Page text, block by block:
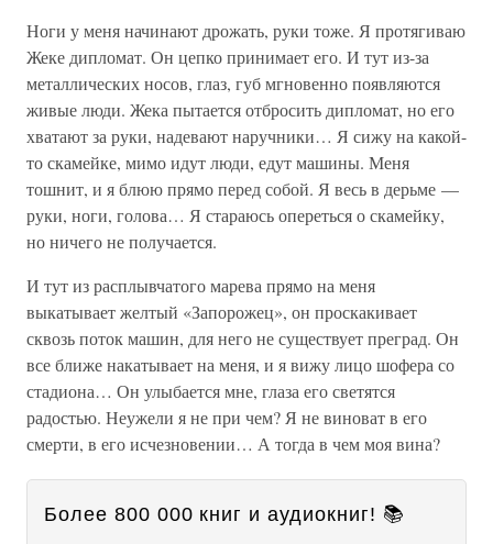
Ноги у меня начинают дрожать, руки тоже. Я протягиваю
Жеке дипломат. Он цепко принимает его. И тут из-за
металлических носов, глаз, губ мгновенно появляются
живые люди. Жека пытается отбросить дипломат, но его
хватают за руки, надевают наручники… Я сижу на какой-
то скамейке, мимо идут люди, едут машины. Меня
тошнит, и я блюю прямо перед собой. Я весь в дерьме —
руки, ноги, голова… Я стараюсь опереться о скамейку,
но ничего не получается.
И тут из расплывчатого марева прямо на меня
выкатывает желтый «Запорожец», он проскакивает
сквозь поток машин, для него не существует преград. Он
все ближе накатывает на меня, и я вижу лицо шофера со
стадиона… Он улыбается мне, глаза его светятся
радостью. Неужели я не при чем? Я не виноват в его
смерти, в его исчезновении… А тогда в чем моя вина?
Более 800 000 книг и аудиокниг! 📚